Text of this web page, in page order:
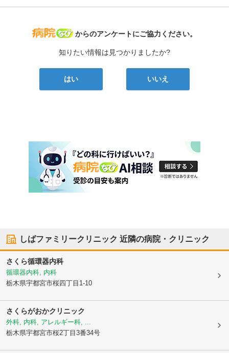
病院なび
からのアンケートにご協力ください。
知りたい情報は見つかりましたか?
はい いいえ
しばファミリークリニック 近隣の病院・クリニック
さくら循環器内科
循環器内科, 内科
栃木県宇都宮市桜四丁目1-10
さくらがおかクリニック
外科, 内科, アレルギー科, ...
栃木県宇都宮市桜2丁目3番34号